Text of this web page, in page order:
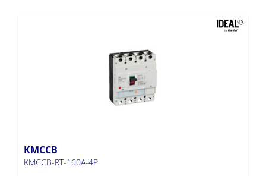
KMCCB
KMCCB-RT-160A-4P